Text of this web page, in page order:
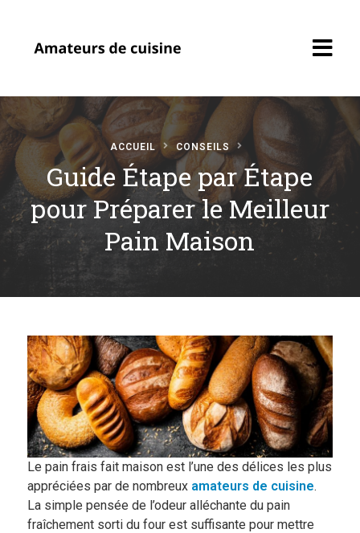
Accueil
Recettes
Soumettre une
recette
Cuisine
Boutique
Blog
ACCUEIL CONSEILS
Guide Étape par Étape
pour Préparer le Meilleur
Pain Maison
Le pain frais fait maison est l’une des délices les plus
appréciées par de nombreux amateurs de cuisine.
La simple pensée de l’odeur alléchante du pain
fraîchement sorti du four est suffisante pour mettre